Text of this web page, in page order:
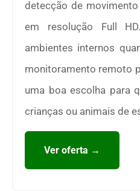
detecção de
em resolução Full
ambientes internos
monitoramento remoto
uma boa escolha para
crianças ou animais de
Ver oferta →